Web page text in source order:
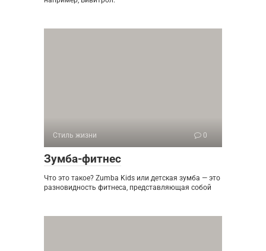
Стиль жизни 0
Зумба-фитнес
Что это такое? Zumba Kids или детская зумба — это
разновидность фитнеса, представляющая собой